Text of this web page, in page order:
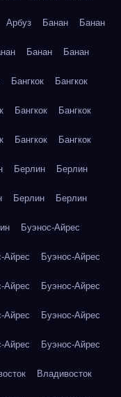
Арбуз Банан Банан
Банан Банан
Бангкок Бангкок
Бангкок Бангкок
Бангкок Бангкок
Берлин Берлин
Берлин Берлин
Буэнос-Айрес
Айрес Буэнос-Айрес
Айрес Буэнос-Айрес
Айрес Буэнос-Айрес
Айрес Буэнос-Айрес
Владивосток